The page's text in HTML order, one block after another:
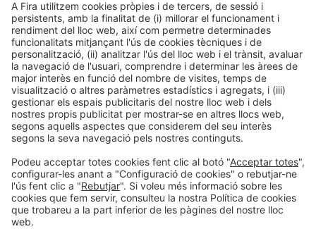
Dl 23
17:30h - 18:10h
The Bakery & Pastry Hub
Accés lliure
LLegir més